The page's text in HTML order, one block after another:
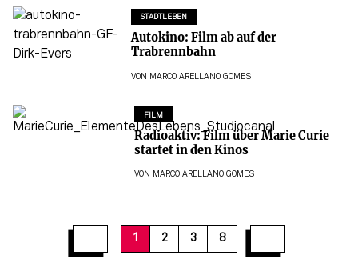
STADTLEBEN
Autokino: Film ab auf der
Trabrennbahn
VON MARCO ARELLANO GOMES
FILM
Radioaktiv: Film über Marie Curie
startet in den Kinos
VON MARCO ARELLANO GOMES
1 2 3 8